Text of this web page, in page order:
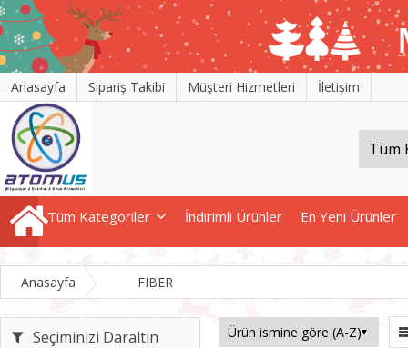
Anasayfa Sipariş Takibi Müşteri Hizmetleri İletişim
Tüm Kategoriler İndirimli Ürünler En Yeni Ürünler
Anasayfa FIBER
Seçiminizi Daraltın